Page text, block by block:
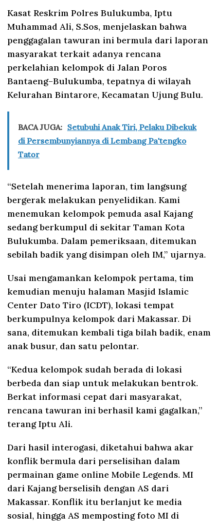
Kasat Reskrim Polres Bulukumba, Iptu
Muhammad Ali, S.Sos, menjelaskan bahwa
penggagalan tawuran ini bermula dari laporan
masyarakat terkait adanya rencana
perkelahian kelompok di Jalan Poros
Bantaeng–Bulukumba, tepatnya di wilayah
Kelurahan Bintarore, Kecamatan Ujung Bulu.
BACA JUGA: Setubuhi Anak Tiri, Pelaku Dibekuk
di Persembunyiannya di Lembang Pa'tengko
Tator
“Setelah menerima laporan, tim langsung
bergerak melakukan penyelidikan. Kami
menemukan kelompok pemuda asal Kajang
sedang berkumpul di sekitar Taman Kota
Bulukumba. Dalam pemeriksaan, ditemukan
sebilah badik yang disimpan oleh IM,” ujarnya.
Usai mengamankan kelompok pertama, tim
kemudian menuju halaman Masjid Islamic
Center Dato Tiro (ICDT), lokasi tempat
berkumpulnya kelompok dari Makassar. Di
sana, ditemukan kembali tiga bilah badik, enam
anak busur, dan satu pelontar.
“Kedua kelompok sudah berada di lokasi
berbeda dan siap untuk melakukan bentrok.
Berkat informasi cepat dari masyarakat,
rencana tawuran ini berhasil kami gagalkan,”
terang Iptu Ali.
Dari hasil interogasi, diketahui bahwa akar
konflik bermula dari perselisihan dalam
permainan game online Mobile Legends. MI
dari Kajang berselisih dengan AS dari
Makassar. Konflik itu berlanjut ke media
sosial, hingga AS memposting foto MI di